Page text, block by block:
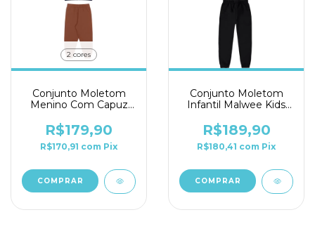
2 cores
Conjunto Moletom
Menino Com Capuz
066534
R$179,90
R$170,91 com Pix
COMPRAR
Conjunto Moletom
Infantil Malwee Kids
R$189,90
R$180,41 com Pix
COMPRAR